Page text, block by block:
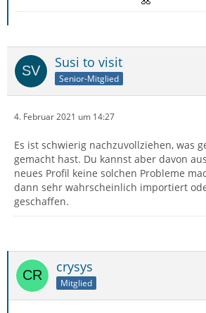
Susi to visit
Senior-Mitglied
4. Februar 2021 um 14:27
Es ist schwierig nachzuvollziehen, was
gemacht hast. Du kannst aber davon
neues Profil keine solchen Probleme
dann sehr wahrscheinlich importiert
geschaffen.
crysys
Mitglied